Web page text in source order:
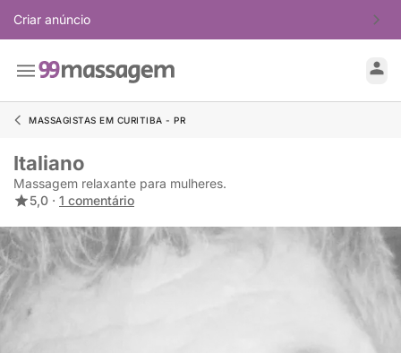
Criar anúncio
MASSAGISTAS EM CURITIBA - PR
Italiano
Massagem relaxante para mulheres.
5,0 · 1 comentário